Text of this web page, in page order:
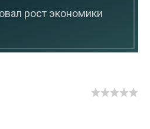
рост экономики